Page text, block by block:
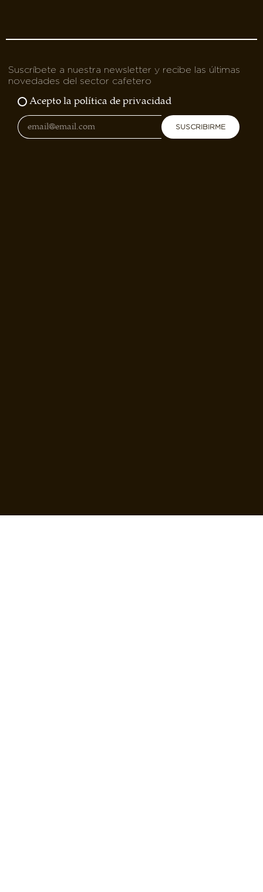
Suscríbete a nuestra newsletter y recibe las últimas
novedades del sector cafetero
Acepto la política de privacidad
SUSCRIBIRME